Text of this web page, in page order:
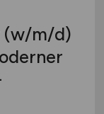
(w/m/d)